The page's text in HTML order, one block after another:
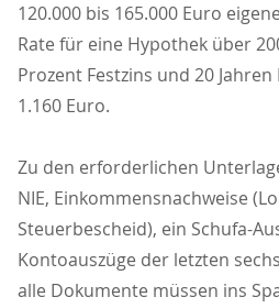
120.000 bis 165.000 Euro
Rate für eine Hypothek über
Prozent Festzins und 20
1.160 Euro.
Zu den erforderlichen
NIE, Einkommensnachweise
Steuerbescheid), ein Schufa-
Kontoauszüge der letzten
alle Dokumente müssen ins